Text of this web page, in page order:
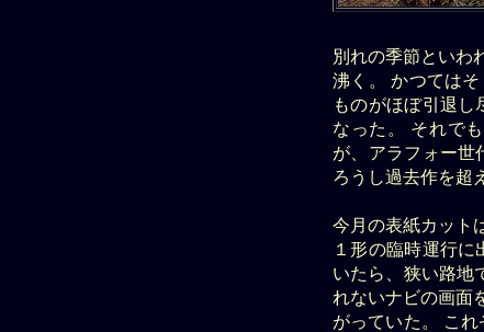
別れの季節といわ
沸く。 かつては
ものがほぼ引退
なった。 それで
が、アラフォー世
ろうし過去作を超
今月の表紙カット
１形の臨時運行
いたら、狭い路地
れないナビの画面
がっていた。 こ